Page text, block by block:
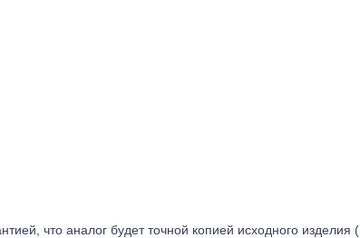
что аналог будет точной копией исходного изделия